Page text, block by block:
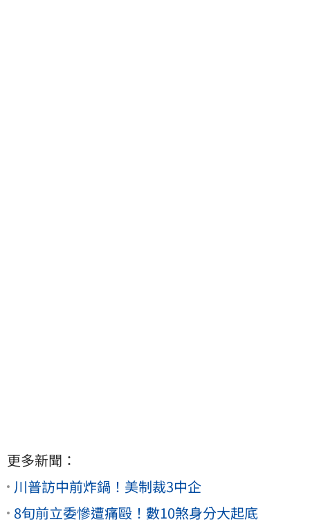
更多新聞：
川普訪中前炸鍋！美制裁3中企
8旬前立委慘遭痛毆！數10煞身分大起底